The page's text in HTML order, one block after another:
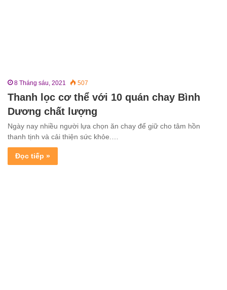
8 Tháng sáu, 2021 507
Thanh lọc cơ thể với 10 quán chay Bình
Dương chất lượng
Ngày nay nhiều người lựa chọn ăn chay để giữ cho tâm hồn
thanh tịnh và cải thiện sức khỏe.…
Đọc tiếp »